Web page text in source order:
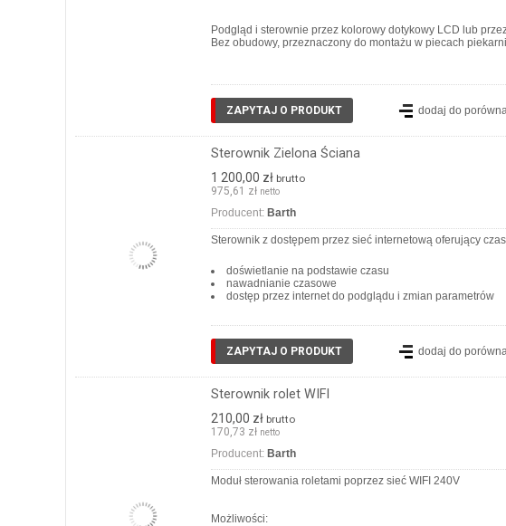
Podgląd i sterownie przez kolorowy dotykowy LCD lub
Bez obudowy, przeznaczony do montażu w piecach
ZAPYTAJ O PRODUKT dodaj do
Sterownik Zielona Ściana
1 200,00 zł brutto
975,61 zł netto
Producent: Barth
Sterownik z dostępem przez sieć internetową oferujący
doświetlanie na podstawie czasu
nawadnianie czasowe
dostęp przez internet do podglądu i zmian parametrów
ZAPYTAJ O PRODUKT dodaj do
Sterownik rolet WIFI
210,00 zł brutto
170,73 zł netto
Producent: Barth
Moduł sterowania roletami poprzez sieć WIFI 240V
Możliwości: